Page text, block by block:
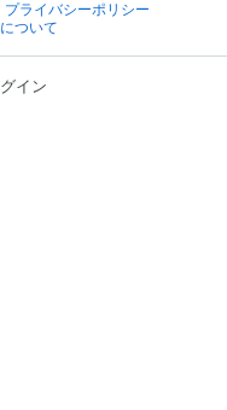
プライバシーポリシー
ついて
イン